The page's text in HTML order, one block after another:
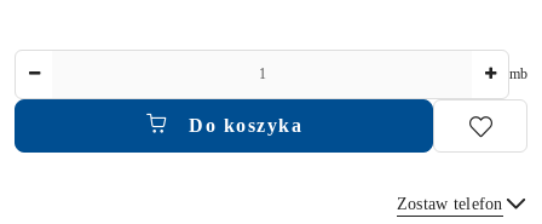
mb
Do koszyka
Zostaw telefon